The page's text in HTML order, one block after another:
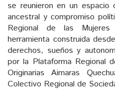
se reunieron en un espacio
ancestral y compromiso
Regional de las
herramienta construida
derechos, sueños y
por la Plataforma Regional
Originarias Aimaras
Colectivo Regional de